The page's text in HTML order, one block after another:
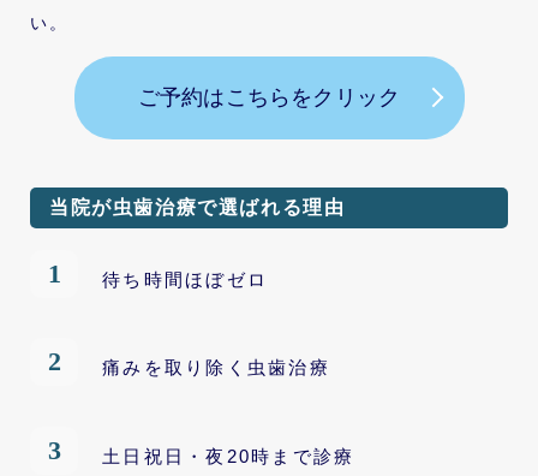
い。
ご予約はこちらをクリック
当院が虫歯治療で選ばれる理由
待ち時間ほぼゼロ
痛みを取り除く虫歯治療
⼟⽇祝⽇・夜20時まで診療